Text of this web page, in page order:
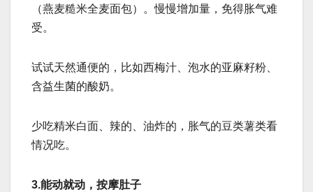
（燕麦糙米全麦面包）。慢慢增加量，免得胀气难
受。
试试天然通便的，比如西梅汁、泡水的亚麻籽粉、
含益生菌的酸奶。
少吃精米白面、辣的、油炸的，胀气的豆类薯类看
情况吃。
3.能动就动，按摩肚子